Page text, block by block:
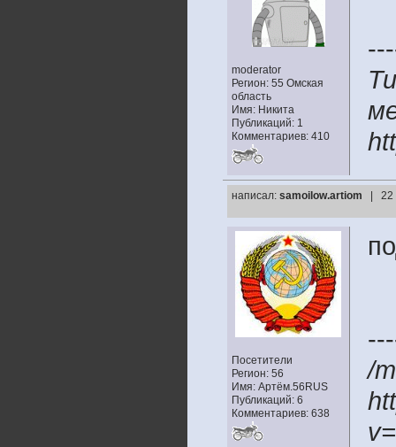
moderator
Регион: 55 Омская
область
Имя: Никита
Публикаций: 1
Комментариев: 410
написал: samoilow.artiom |
Посетители
Регион: 56
Имя: Артём.56RUS
Публикаций: 6
Комментариев: 638
/